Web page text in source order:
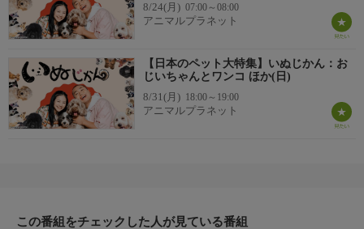
8/24(月) 07:00～08:00
アニマルプラネット
【日本のペット大特集】いぬじかん：お
じいちゃんとワンコ ほか(日)
8/31(月) 18:00～19:00
アニマルプラネット
この番組をチェックした人が見ている番組